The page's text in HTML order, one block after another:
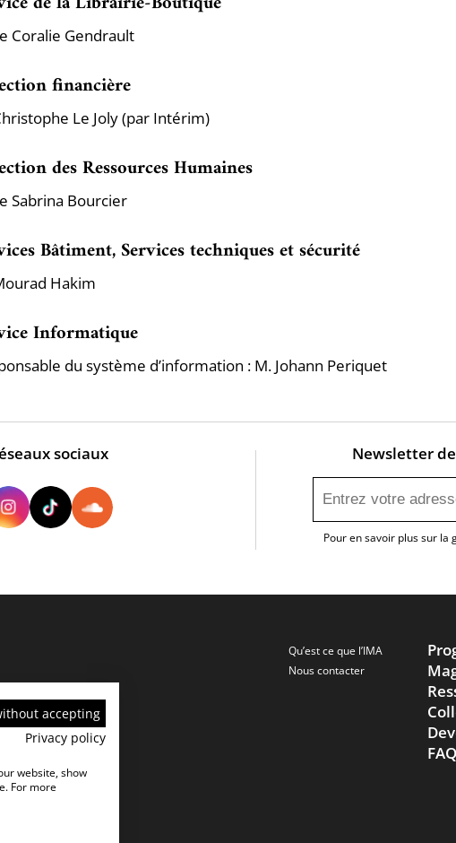
Coralie Gendrault
financière
Le Joly (par Intérim)
des Ressources Humaines
Sabrina Bourcier
Bâtiment, Services techniques et sécurité
Hakim
Informatique
du système d’information : M. Johann Periquet
sociaux
YoutubeInstagram
Newsletter
Pour en savoir plus sur la
Qu’est ce que l’IMA
Nous contacter
FAQ
accepting
Privacy policy
website, show
For more